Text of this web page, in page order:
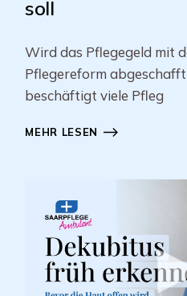
soll
Wird das Pflegegeld mit
Pflegereform
beschäftigt viele Pfleg
MEHR LESEN